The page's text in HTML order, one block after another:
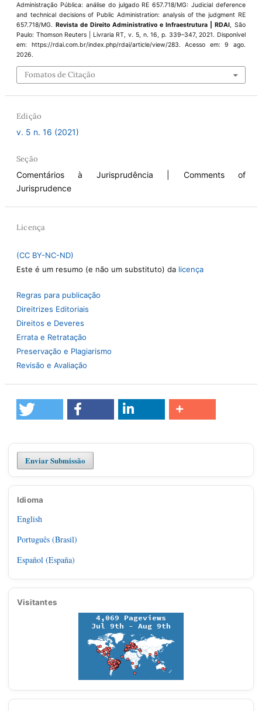
Administração Pública: análise do julgado RE 657.718/MG: Judicial deference
and technical decisions of Public Administration: analysis of the judgment RE
657.718/MG. Revista de Direito Administrativo e Infraestrutura | RDAI, São
Paulo: Thomson Reuters | Livraria RT, v. 5, n. 16, p. 339–347, 2021. Disponível
em: https://rdai.com.br/index.php/rdai/article/view/283. Acesso em: 9 ago.
2026.
Fomatos de Citação
Edição
v. 5 n. 16 (2021)
Seção
Comentários à Jurisprudência | Comments of
Jurisprudence
Licença
(CC BY-NC-ND)
Este é um resumo (e não um substituto) da licença
Regras para publicação
Direitrizes Editoriais
Direitos e Deveres
Errata e Retratação
Preservação e Plagiarismo
Revisão e Avaliação
Enviar Submissão
Idioma
English
Português (Brasil)
Español (España)
Visitantes